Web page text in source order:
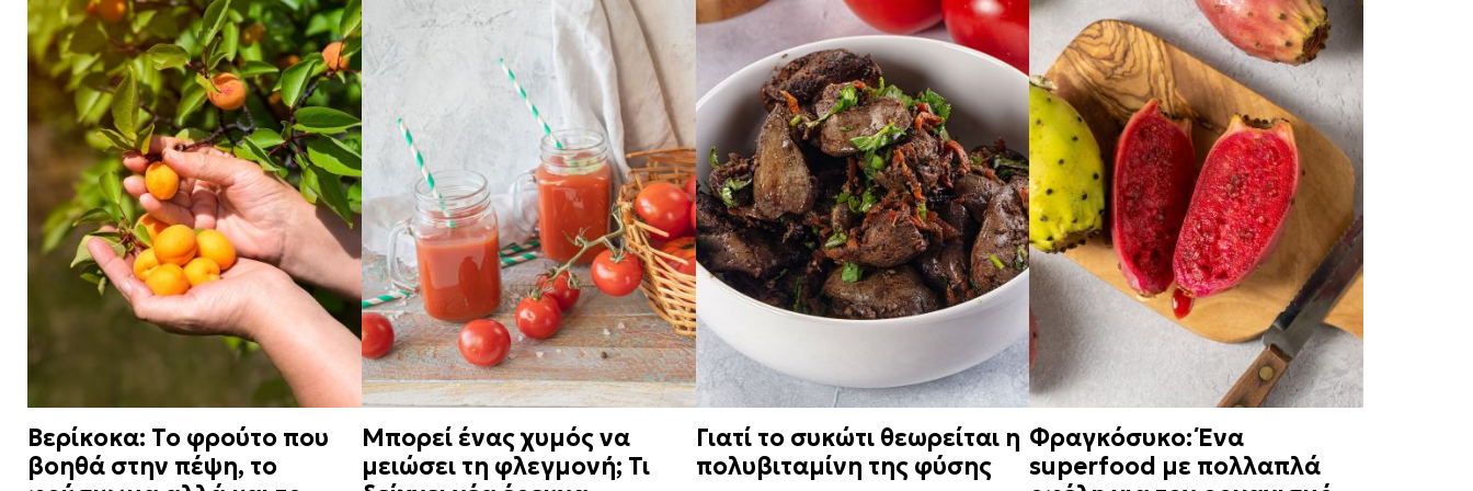
Βερίκοκα: Το φρούτο που
βοηθά στην πέψη, το
Μπορεί ένας χυμός να
μειώσει τη φλεγμονή; Τι
Γιατί το συκώτι θεωρείται η
πολυβιταμίνη της φύσης
Φραγκόσυκο: Ένα
superfood με πολλαπλά